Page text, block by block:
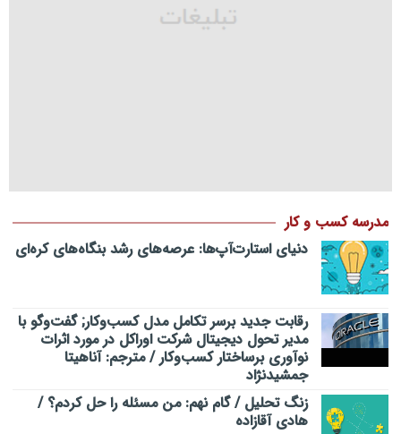
مدرسه کسب و کار
دنیای استارت‌آپ‌ها: عرصه‌های رشد بنگاه‌های کره‌ای‌
رقابت جدید برسر تکامل مدل کسب‌و‌کار; گفت‌وگو با
مدیر تحول دیجیتال شرکت اوراکل در مورد اثرات
نوآوری برساختار کسب‌وکار / مترجم: آناهیتا
جمشیدنژاد
زنگ تحلیل / گام نهم: من مسئله را حل کردم؟ /
هادی آقازاده